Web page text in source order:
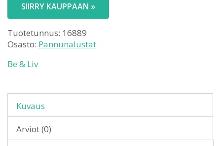
SIIRRY KAUPPAAN »
Tuotetunnus: 16889
Osasto: Pannunalustat
Be & Liv
Kuvaus
Arviot (0)